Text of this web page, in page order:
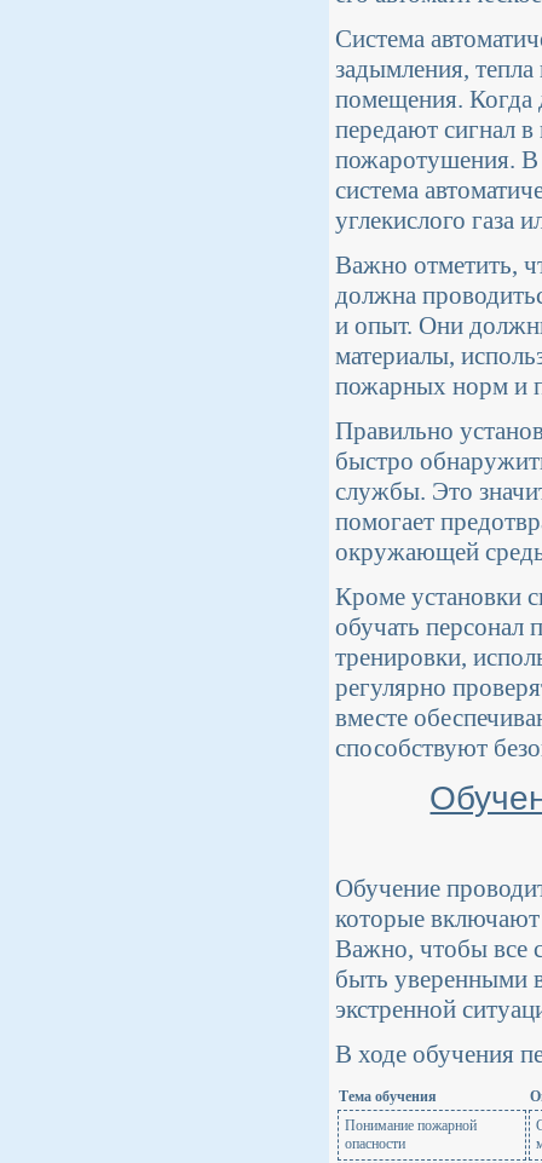
Система
задымления,
помещения. Когда
передают сигнал
пожаротушения. В
система
углекислого газа
Важно отметить,
должна
и опыт. Они
материалы,
пожарных норм и
Правильно
быстро
службы. Это
помогает
окружающей
Кроме установки
обучать персонал
тренировки,
регулярно
вместе
способствуют
Обучение
которые включают
Важно, чтобы все
быть уверенными
экстренной
В ходе обучения
Тема обучения
Понимание пожарной
опасности